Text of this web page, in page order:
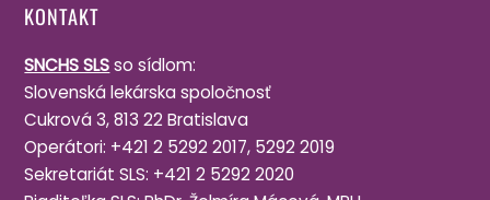
KONTAKT
SNCHS SLSso sídlom:
Slov­enská lekár­ska spoločnosť
Cuk­rová 3, 813 22 Bratislava
Oper­átori: +421 2 5292 2017, 5292 2019
Sek­ret­ar­iát SLS: +421 2 5292 2020